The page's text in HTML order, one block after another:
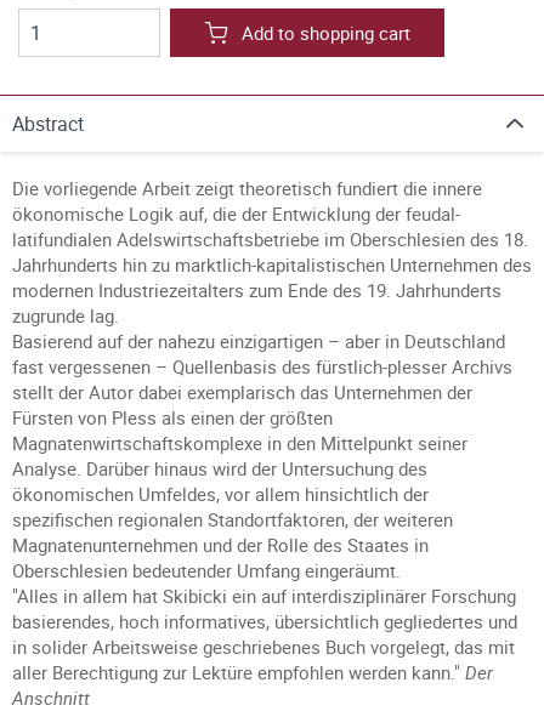
Add to shopping cart
Abstract
Die vorliegende Arbeit zeigt theoretisch fundiert die innere
ökonomische Logik auf, die der Entwicklung der feudal-
latifundialen Adelswirtschaftsbetriebe im Oberschlesien des 18.
Jahrhunderts hin zu marktlich-kapitalistischen Unternehmen des
modernen Industriezeitalters zum Ende des 19. Jahrhunderts
zugrunde lag.
Basierend auf der nahezu einzigartigen – aber in Deutschland
fast vergessenen – Quellenbasis des fürstlich-plesser Archivs
stellt der Autor dabei exemplarisch das Unternehmen der
Fürsten von Pless als einen der größten
Magnatenwirtschaftskomplexe in den Mittelpunkt seiner
Analyse. Darüber hinaus wird der Untersuchung des
ökonomischen Umfeldes, vor allem hinsichtlich der
spezifischen regionalen Standortfaktoren, der weiteren
Magnatenunternehmen und der Rolle des Staates in
Oberschlesien bedeutender Umfang eingeräumt.
"Alles in allem hat Skibicki ein auf interdisziplinärer Forschung
basierendes, hoch informatives, übersichtlich gegliedertes und
in solider Arbeitsweise geschriebenes Buch vorgelegt, das mit
aller Berechtigung zur Lektüre empfohlen werden kann." Der
Anschnitt